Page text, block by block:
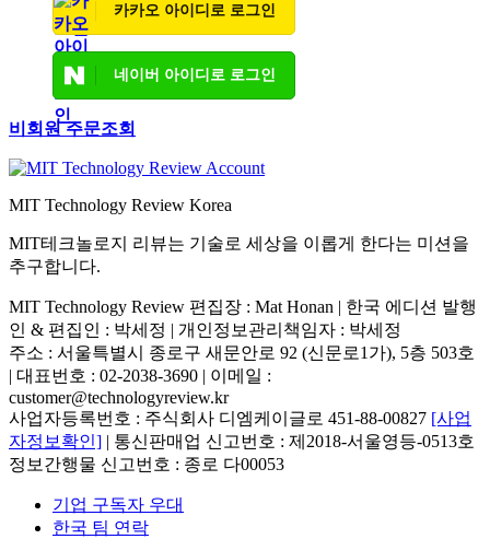
카카오 아이디로 로그인
네이버 아이디로 로그인
비회원 주문조회
MIT Technology Review Korea
MIT테크놀로지 리뷰는 기술로 세상을 이롭게 한다는 미션을
추구합니다.
MIT Technology Review 편집장 : Mat Honan | 한국 에디션 발행
인 & 편집인 : 박세정 | 개인정보관리책임자 : 박세정
주소 : 서울특별시 종로구 새문안로 92 (신문로1가), 5층 503호
| 대표번호 : 02-2038-3690 | 이메일 :
customer@technologyreview.kr
사업자등록번호 : 주식회사 디엠케이글로 451-88-00827 [사업
자정보확인] | 통신판매업 신고번호 : 제2018-서울영등-0513호
정보간행물 신고번호 : 종로 다00053
기업 구독자 우대
한국 팀 연락